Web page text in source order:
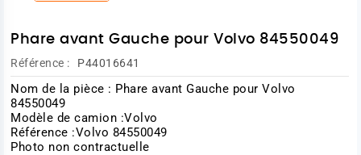
Phare avant Gauche pour Volvo 84550049
Référence : P44016641
Nom de la pièce : Phare avant Gauche pour Volvo
84550049
Modèle de camion :Volvo
Référence :Volvo 84550049
Photo non contractuelle